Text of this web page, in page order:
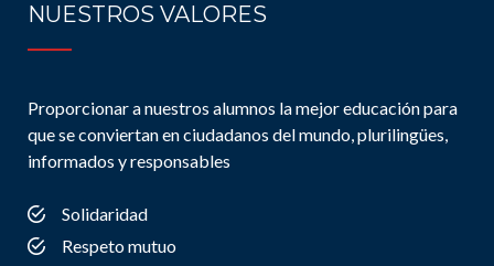
NUESTROS VALORES
Proporcionar a nuestros alumnos la mejor educación para
que se conviertan en ciudadanos del mundo, plurilingües,
informados y responsables
Solidaridad
Respeto mutuo